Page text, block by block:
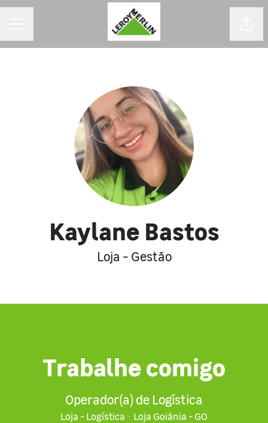
Kaylane Bastos
Loja - Gestão
Trabalhe comigo
Operador(a) de Logística
Loja - Logística · Loja Goiânia - GO